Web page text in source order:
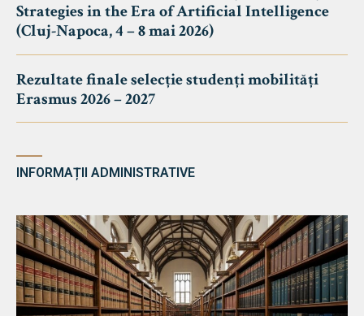
Strategies in the Era of Artificial Intelligence
(Cluj-Napoca, 4 – 8 mai 2026)
Rezultate finale selecție studenți mobilități
Erasmus 2026 – 2027
INFORMAȚII ADMINISTRATIVE